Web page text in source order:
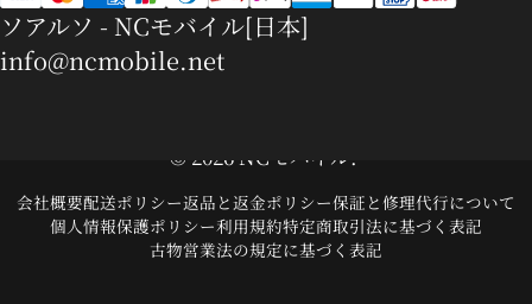
ソアルソ - NCモバイル[日本]
info@ncmobile.net
© 2026 NCモバイル.
会社概要配送ポリシー返品と返金ポリシー保証と修理代行について
個人情報保護ポリシー利用規約特定商取引法に基づく表記
古物営業法の規定に基づく表記